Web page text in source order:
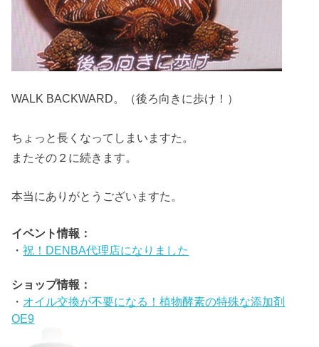
WALK BACKWARD。（後ろ向きに歩け！）
ちょっと長くなってしまいますた。
またその２に続きます。
本当にありがとうございますた。
イベント情報：
・祝！DENBA代理店になりました
ショップ情報：
・ オイル交換が不要になる！植物酵素の特殊な添加剤
OE9